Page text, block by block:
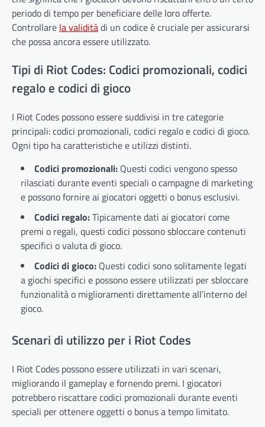
periodo di tempo per beneficiare delle loro offerte.
Controllare la validitàdi un codice è cruciale per assicurarsi
che possa ancora essere utilizzato.
Tipi di Riot Codes: Codici promozionali, codici
regalo e codici di gioco
I Riot Codes possono essere suddivisi in tre categorie
principali: codici promozionali, codici regalo e codici di gioco.
Ogni tipo ha caratteristiche e utilizzi distinti.
Codici promozionali: Questi codici vengono spesso
rilasciati durante eventi speciali o campagne di marketing
e possono fornire ai giocatori oggetti o bonus esclusivi.
Codici regalo:Tipicamente dati ai giocatori come
premi o regali, questi codici possono sbloccare contenuti
specifici o valuta di gioco.
Codici di gioco: Questi codici sono solitamente legati
a giochi specifici e possono essere utilizzati per sbloccare
funzionalità o miglioramenti direttamente all’interno del
gioco.
Scenari di utilizzo per i Riot Codes
I Riot Codes possono essere utilizzati in vari scenari,
migliorando il gameplay e fornendo premi. I giocatori
potrebbero riscattare codici promozionali durante eventi
speciali per ottenere oggetti o bonus a tempo limitato.